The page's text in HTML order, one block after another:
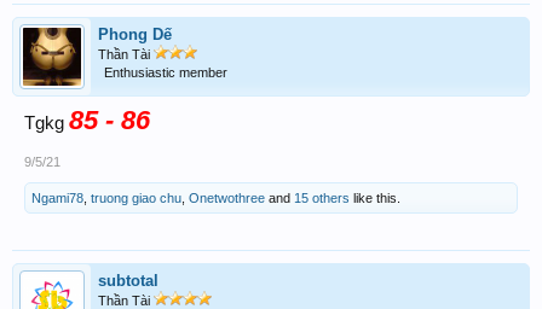
Phong Dế
Thần Tài
Enthusiastic member
Tgkg 85 - 86
9/5/21
Ngami78 truong giao chu Onetwothree and 15 others like this.
subtotal
Thần Tài